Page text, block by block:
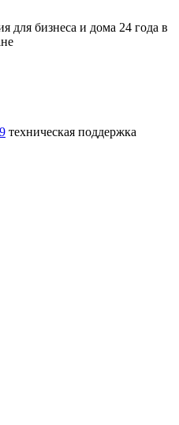
для бизнеса и дома 24 года в
техническая поддержка